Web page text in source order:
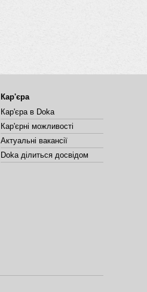
Кар'єра
Кар'єра в Doka
Кар'єрні можливості
Актуальні вакансії
Doka ділиться досвідом